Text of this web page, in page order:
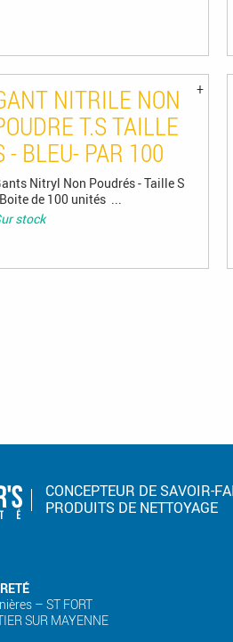
NITRILE NON
T.S TAILLE
- BLEU- PAR 100
Nitryl Non Poudrés - Taille S
de 100 unités ...
stock
CONCEPTEUR DE SAVOIR-
PRODUITS DE NETTOYAGE
– ST FORT
SUR MAYENNE